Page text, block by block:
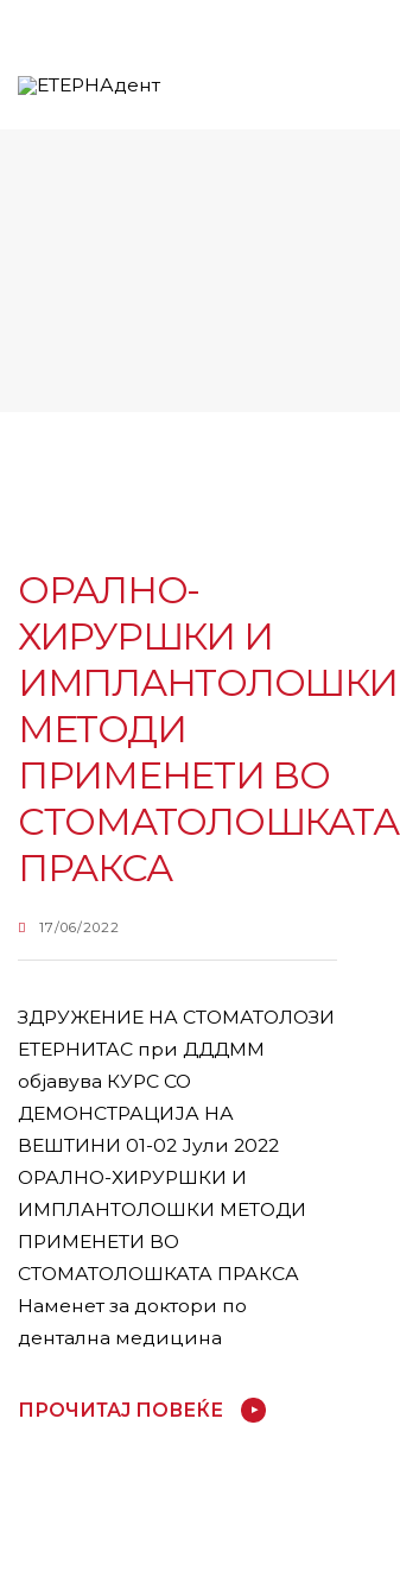
ОРАЛНО-
ХИРУРШКИ И
ИМПЛАНТОЛОШКИ
МЕТОДИ
ПРИМЕНЕТИ ВО
СТОМАТОЛОШКАТА
ПРАКСА
17/06/2022
ЗДРУЖЕНИЕ НА СТОМАТОЛОЗИ
ЕТЕРНИТАС при ДДДММ
објавува КУРС СО
ДЕМОНСТРАЦИЈА НА
ВЕШТИНИ 01-02 Јули 2022
ОРАЛНО-ХИРУРШКИ И
ИМПЛАНТОЛОШКИ МЕТОДИ
ПРИМЕНЕТИ ВО
СТОМАТОЛОШКАТА ПРАКСА
Наменет за доктори по
дентална медицина
ПРОЧИТАЈ ПОВЕЌЕ